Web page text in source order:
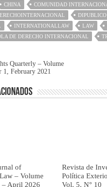
CHINA COMUNIDAD
DIPUBLICO
INTERNATIONALLAW LAW
DE DERECHO INTERNACIONAL
Quarterly – Volume
1, February 2021
of
– Volume
– April 2026
Revista de
Política
Vol. 5. N° 10